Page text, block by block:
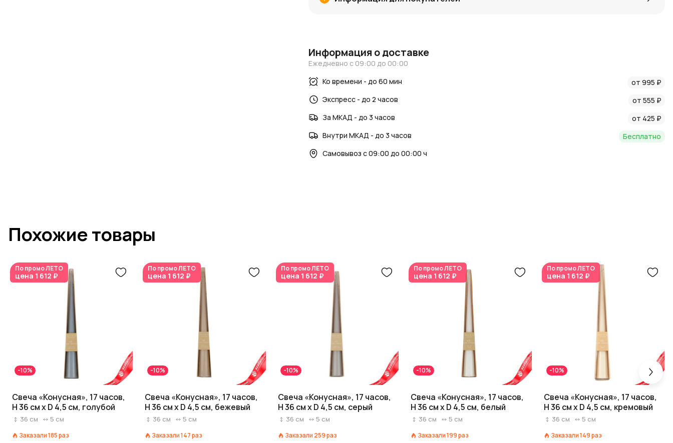
Блог и новости:
Читайте наш блог, чтобы узнать, как использовать свечи для создания стильного и уютного
AzaliaNow
Информация о доставке
Ежедневно с 09:00 до 00:00
Ко времени - до 60 мин
от 995 ₽
Экспресс - до 2 часов
от 555 ₽
За МКАД - до 3 часов
от 425 ₽
Внутри МКАД - до 3 часов
Бесплатно
Самовывоз с 09:00 до 00:00 ч
Похожие товары
По промоЛЕТО
цена 1 612 ₽
-10%
Свеча «Конусная», 17 часов,
H 36 см x D 4,5 см, голубой
36 см 5 см
Заказали185раз
По промоЛЕТО
цена 1 612 ₽
-10%
Свеча «Конусная», 17 часов,
H 36 см x D 4,5 см, бежевый
36 см 5 см
Заказали147раз
По промоЛЕТО
цена 1 612 ₽
-10%
Свеча «Конусная», 17 часов,
H 36 см x D 4,5 см, серый
36 см 5 см
Заказали 259раз
По промоЛЕТО
цена 1 612 ₽
-10%
Свеча «Конусная», 17 часов,
H 36 см x D 4,5 см, белый
36 см 5 см
Заказали199раз
По промоЛЕТО
цена 1 612 ₽
-10%
Свеча «Конусная», 17 часов,
H 36 см x D 4,5 см, кремовый
36 см 5 см
Заказали149раз